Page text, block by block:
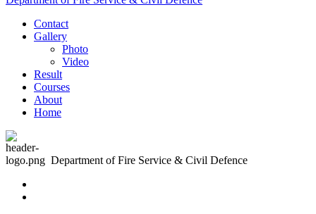
Contact
Gallery
Photo
Video
Result
Courses
About
Home
Department of Fire Service & Civil Defence